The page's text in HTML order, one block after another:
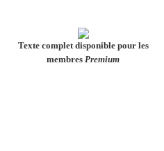
Texte complet disponible pour les
membres Premium